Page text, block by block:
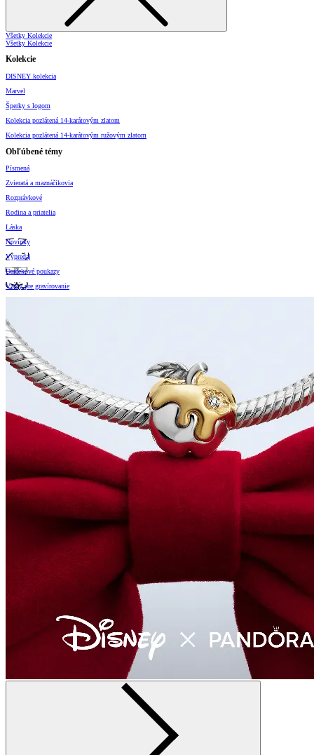
Všetky Kolekcie
Všetky Kolekcie
Kolekcie
DISNEY kolekcia
Marvel
Šperky s logom
Kolekcia pozlátená 14-karátovým zlatom
Kolekcia pozlátená 14-karátovým ružovým zlatom
Obľúbené témy
Písmená
Zvieratá a maznáčikovia
Rozprávkové
Rodina a priatelia
Láska
Novinky
Výpredaj
Darčekové poukazy
Vzory pre gravírovanie